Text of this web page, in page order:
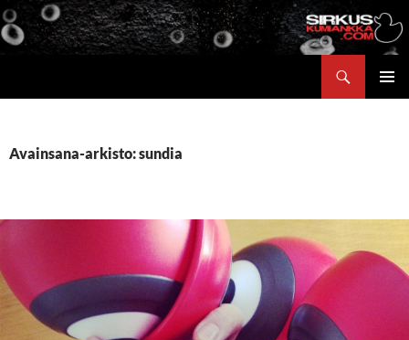
Siirry
sisältöön
Avainsana-arkisto: sundia